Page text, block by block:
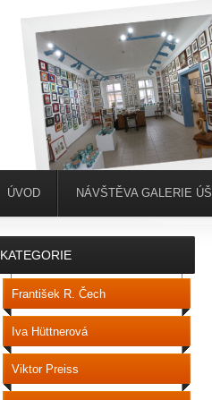
KATEGORIE
František R. Čech
Iva Hüttnerová
Viktor Preiss
ÚVOD NÁVŠTĚVA GALERIE